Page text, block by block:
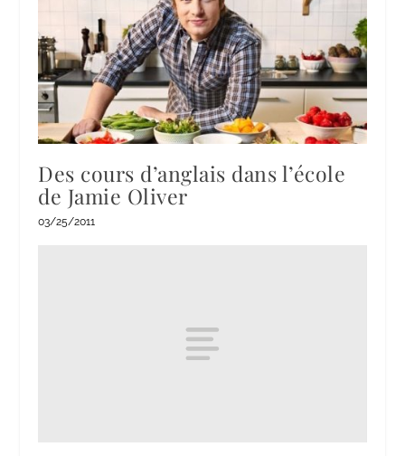
Des cours d’anglais dans l’école
de Jamie Oliver
03/25/2011